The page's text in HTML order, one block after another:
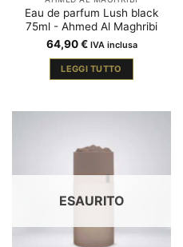
Eau de parfum Lush black
75ml - Ahmed Al Maghribi
64,90€ IVA inclusa
LEGGI TUTTO
ESAURITO